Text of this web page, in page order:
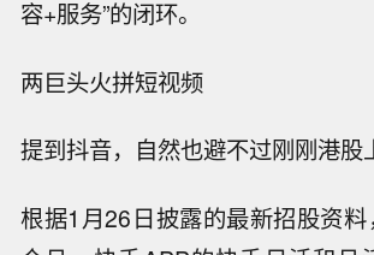
容+服务”的闭环。
两巨头火拼短视频
提到抖音，自然也避不过刚刚港股
根据1月26日披露的最新招股资